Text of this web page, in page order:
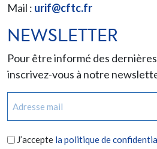
Mail : urif@cftc.fr
NEWSLETTER
Pour être informé des
inscrivez-vous à notre
mail
RGPD
J’accepte la politique de